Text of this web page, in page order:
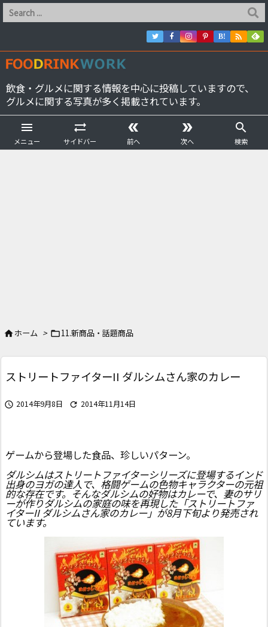
飲食・グルメに関する情報を中心に投稿していますので、
グルメに関する写真が多く掲載されています。

メニュー

サイドバー

前へ

次へ

検索
B! 
ホーム > 11.新商品・話題商品
ストリートファイターII ダルシムさん家のカレー
 2014年9月8日  2014年11月14日
ゲームから登場した食品、珍しいパターン。
ダルシムはストリートファイターシリーズに登場するインド
出身のヨガの達人で、格闘ゲームの色物キャラクターの元祖
的な存在です。そんなダルシムの好物はカレーで、妻のサリ
ーが作りダルシムの家庭の味を再現した「ストリートファ
イターII ダルシムさん家のカレー」が8月下旬より発売され
ています。